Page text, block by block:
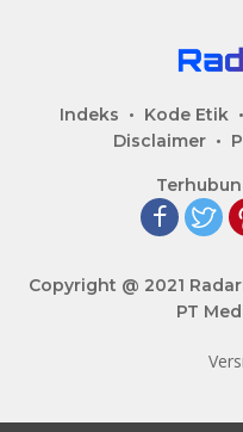
Indeks Kode Etik
Disclaimer
Copyright @ 2021
PT